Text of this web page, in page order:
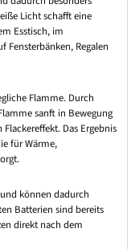
Licht schafft eine
Esstisch, im
Fensterbänken, Regalen
Flamme. Durch
sanft in Bewegung
Das Ergebnis
für Wärme,
können dadurch
Batterien sind bereits
direkt nach dem